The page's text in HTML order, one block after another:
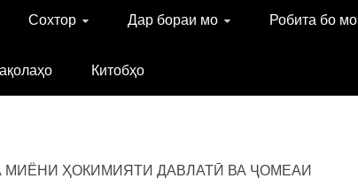
Сохтор Дар бораи мо Робита бо мо
Китобҳо
ҲОКИМИЯТИ ДАВЛАТӢ ВА ҶОМЕАИ